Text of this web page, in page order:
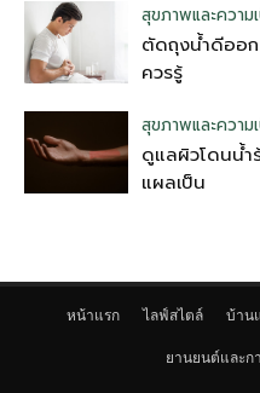
สุขภาพและความ
ตัดถุงน้ําดีออ
ควรรู้
สุขภาพและความ
ดูแลผิวโดนน้ำ
แผลเป็น
หน้าแรก ไลฟ์สไตล์ บ้าน
ยานยนต์และก